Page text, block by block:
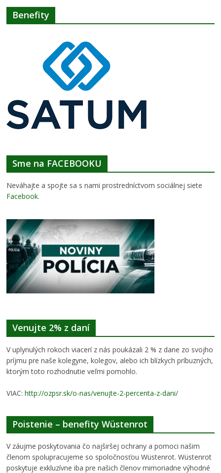
Benefity
Sme na FACEBOOKU
Neváhajte a spojte sa s nami prostredníctvom sociálnej siete
Facebook.
Venujte 2% z daní
V uplynulých rokoch viacerí z nás poukázali 2 % z dane zo svojho
príjmu pre naše kolegyne, kolegov, alebo ich blízkych príbuzných,
ktorým toto rozhodnutie veľmi pomohlo.
VIAC:http://ozpsr.sk/o-nas/venujte-2-percenta-z-dani/
Poistenie – benefity Wüstenrot
V záujme poskytovania čo najširšej ochrany a pomoci našim
členom spolupracujeme so spoločnosťou Wüstenrot. Wüstenrot
poskytuje exkluzívne iba pre našich členov mimoriadne výhodné